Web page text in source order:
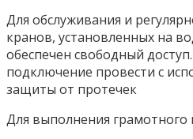
Для обслуживания и
кранов, установленных на
обеспечен свободный
подключение провести с
защиты от протечек
Для выполнения грамотного